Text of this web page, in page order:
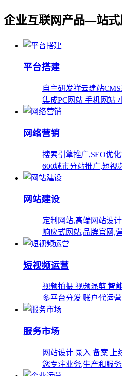
企业互联网产品—站式
平台搭建
自主研发祥云建站
集成PC网站 手机网站
网络营销
搜索引擎推广,SEO优
600城市分站推广,短视
网站建设
定制网站,高端网站设计
响应式网站,品牌官网,
短视频运营
视频拍摄 视频混剪 智
多平台分发 账户代运
服务市场
网站设计 录入 备案 上
您专注业务,生产和服务